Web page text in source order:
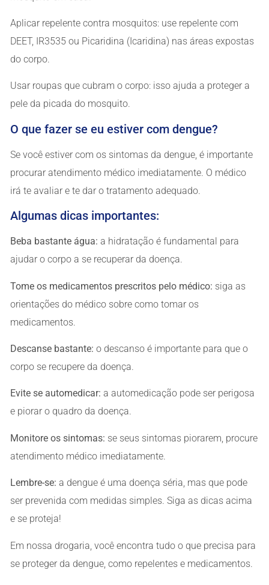
Aplicar repelente contra mosquitos: use repelente com
DEET, IR3535 ou Picaridina (Icaridina) nas áreas expostas
do corpo.
Usar roupas que cubram o corpo: isso ajuda a proteger a
pele da picada do mosquito.
O que fazer se eu estiver com dengue?
Se você estiver com os sintomas da dengue, é importante
procurar atendimento médico imediatamente. O médico
irá te avaliar e te dar o tratamento adequado.
Algumas dicas importantes:
Beba bastante água: a hidratação é fundamental para
ajudar o corpo a se recuperar da doença.
Tome os medicamentos prescritos pelo médico: siga as
orientações do médico sobre como tomar os
medicamentos.
Descanse bastante: o descanso é importante para que o
corpo se recupere da doença.
Evite se automedicar: a automedicação pode ser perigosa
e piorar o quadro da doença.
Monitore os sintomas: se seus sintomas piorarem, procure
atendimento médico imediatamente.
Lembre-se: a dengue é uma doença séria, mas que pode
ser prevenida com medidas simples. Siga as dicas acima
e se proteja!
Em nossa drogaria, você encontra tudo o que precisa para
se proteger da dengue, como repelentes e medicamentos.